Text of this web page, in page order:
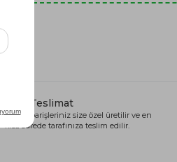
Hızlı Teslimat
Tüm siparişleriniz size özel üretilir ve en
kısa sürede tarafınıza teslim edilir.